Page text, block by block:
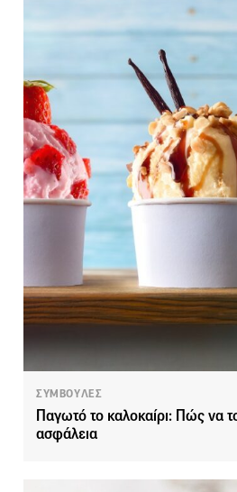
ΣΥΜΒΟΥΛΕΣ
Παγωτό το καλοκαίρι: Πώς να
ασφάλεια